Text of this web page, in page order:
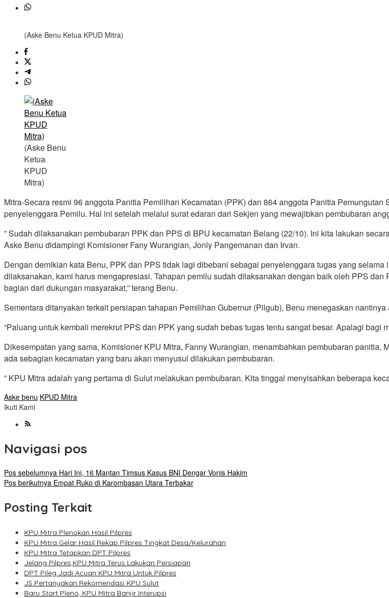
(Aske Benu Ketua KPUD Mitra)
(Aske Benu
Ketua
KPUD
Mitra)
Mitra-Secara resmi 96 anggota Panitia Pemilihan Kecamatan (PPK) dan 864 anggota Panitia
penyelenggara Pemilu. Hal ini setelah melalui surat edaran dari Sekjen yang mewajibkan pembubaran
” Sudah dilaksanakan pembubaran PPK dan PPS di BPU kecamatan Belang (22/10). Ini kita lakukan
Aske Benu didampingi Komisioner Fany Wurangian, Jonly Pangemanan dan Irvan.
Dengan demikian kata Benu, PPK dan PPS tidak lagi dibebani sebagai penyelenggara tugas yang
dilaksanakan, kami harus mengapresiasi. Tahapan pemilu sudah dilaksanakan dengan baik oleh PPS
bagian dari dukungan masyarakat,” terang Benu.
Sementara ditanyakan terkait persiapan tahapan Pemilihan Gubernur (Pilgub), Benu menegaskan
“Paluang untuk kembali merekrut PPS dan PPK yang sudah bebas tugas tentu sangat besar. Apalagi
Dikesempatan yang sama, Komisioner KPU Mitra, Fanny Wurangian, menambahkan pembubaran
ada sebagian kecamatan yang baru akan menyusul dilakukan pembubaran.
” KPU Mitra adalah yang pertama di Sulut melakukan pembubaran. Kita tinggal menyisahkan beberapa
Aske benu KPUD Mitra
Ikuti Kami
Navigasi pos
Pos sebelumnya Hari Ini, 16 Mantan Timsus Kasus BNI Dengar Vonis Hakim
Pos berikutnya Empat Ruko di Karombasan Utara Terbakar
Posting Terkait
KPU Mitra Plenokan Hasil Pilpres
KPU Mitra Gelar Hasil Rekap Pilpres Tingkat Desa/Kelurahan
KPU Mitra Tetapkan DPT Pilpres
Jelang Pilpres,KPU Mitra Terus Lakukan Persiapan
DPT Pileg Jadi Acuan KPU Mitra Untuk Pilpres
JS Pertanyakan Rekomendasi KPU Sulut
Baru Start Pleno, KPU Mitra Banjir Interupsi